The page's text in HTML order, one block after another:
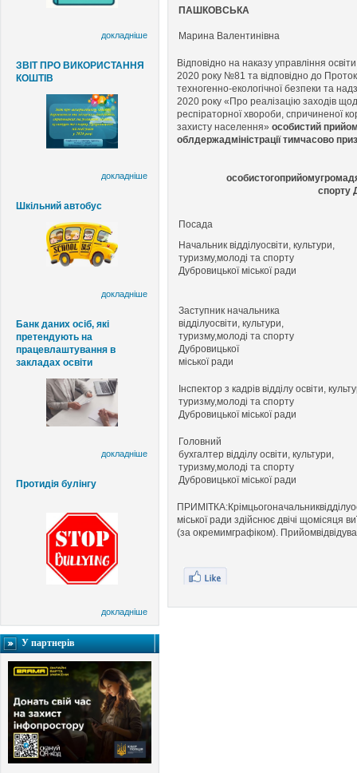
докладніше
ЗВІТ ПРО ВИКОРИСТАННЯ
КОШТІВ
докладніше
Шкільний автобус
докладніше
Банк даних осіб, які
претендують на
працевлаштування в
закладах освіти
докладніше
Протидія булінгу
докладніше
У партнерів
ПАШКОВСЬКА
Марина Валентинівна
Відповідно на наказу управління
2020 року №81 та відповідно до
техногенно-екологічної безпеки та
2020 року «Про реалізацію заходів
респіраторної хвороби, спричиненої
захисту населення» особистий
облдержадміністрації тимчасово
особистогоприйому
спорту
Посада
Начальник відділуосвіти, культури,
туризму,молоді та спорту
Дубровицькоїміської ради
Заступник начальника
відділуосвіти, культури,
туризму,молоді та спорту
Дубровицької
міськоїради
Інспектор з кадрів відділу освіти,
туризму,молоді та спорту
Дубровицькоїміської ради
Головний
бухгалтер відділу освіти, культури,
туризму,молоді та спорту
Дубровицькоїміської ради
ПРИМІТКА:Крімцьогоначальниквідділу
міської ради здійснює двічі щомісяця
(за окремимграфіком). Прийом